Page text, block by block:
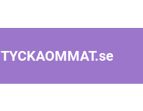
TYCKAOMMAT.se